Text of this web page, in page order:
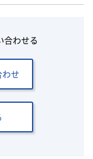
合わせる
せ